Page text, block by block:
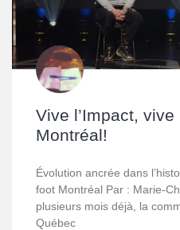
Vive l’Impact,
Montréal!
Évolution ancrée dans
foot Montréal Par : Marie-
plusieurs mois déjà, la
Québec